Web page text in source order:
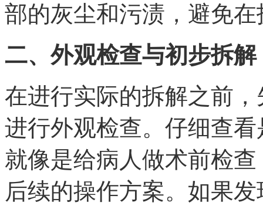
部的灰尘和污渍，避免
二、外观检查与初步拆解
在进行实际的拆解之前
进行外观检查。仔细查
就像是给病人做术前检
后续的操作方案。如果